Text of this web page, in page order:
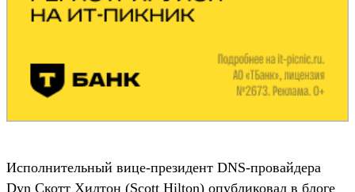
Исполнительный вице-президент DNS-провайдера
Dyn Скотт Хилтон (Scott Hilton) опубликовал в блоге